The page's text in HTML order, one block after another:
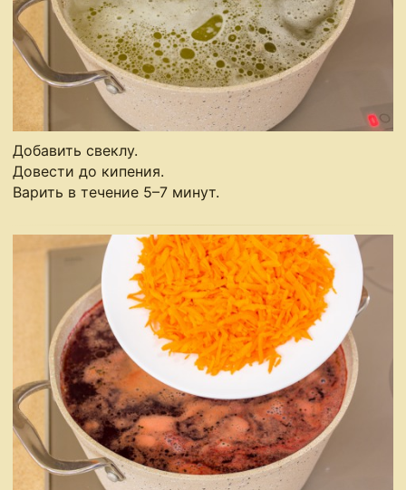
Добавить свеклу.
Довести до кипения.
Варить в течение 5–7 минут.